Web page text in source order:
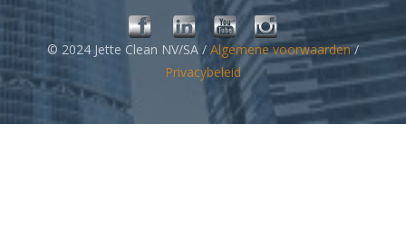
© 2024 Jette Clean NV/SA / Algemene voorwaarden/
Privacybeleid